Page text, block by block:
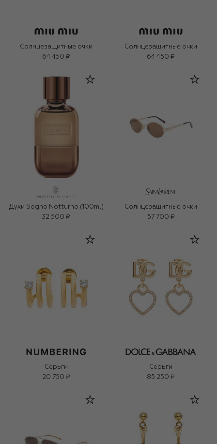
Солнцезащитные очки
64 450 ₽
Солнцезащитные очки
64 450 ₽
Духи Sogno Notturno (100ml)
32 500 ₽
Солнцезащитные очки
57 700 ₽
Серьги
20 750 ₽
Серьги
85 250 ₽